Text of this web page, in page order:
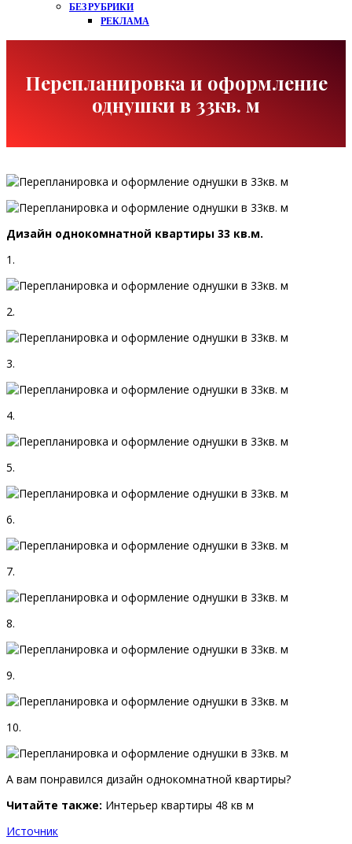
БЕЗ РУБРИКИ
РЕКЛАМА
Перепланировка и оформление
однушки в 33кв. м
Дизайн однокомнатной квартиры 33 кв.м.
1.
2.
3.
4.
5.
6.
7.
8.
9.
10.
А вам понравился дизайн однокомнатной квартиры?
Читайте также: Интерьер квартиры 48 кв м
Источник